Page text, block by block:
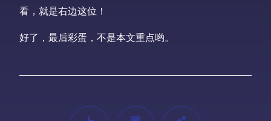
看，就是右边这位！
好了，最后彩蛋，不是本文重点哟。